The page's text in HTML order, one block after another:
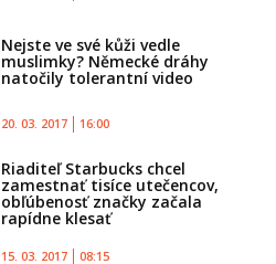
Nejste ve své kůži vedle
muslimky? Německé dráhy
natočily tolerantní video
20. 03. 2017 16:00
Riaditeľ Starbucks chcel
zamestnať tisíce utečencov,
obľúbenosť značky začala
rapídne klesať
15. 03. 2017 08:15